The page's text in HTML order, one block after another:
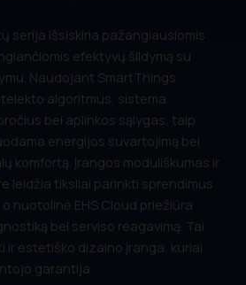
serija išsiskiria pažangiausiomis
efektyvų šildymą su
Naudojant SmartThings
algoritmus, sistema
bei aplinkos sąlygas, taip
energijos suvartojimą bei
komfortą. Įrangos moduliškumas ir
leidžia tiksliai parinkti sprendimus
nuotolinė EHS Cloud priežiūra
bei serviso reagavimą. Tai
ir estetiško dizaino įranga, kuriai
garantija.